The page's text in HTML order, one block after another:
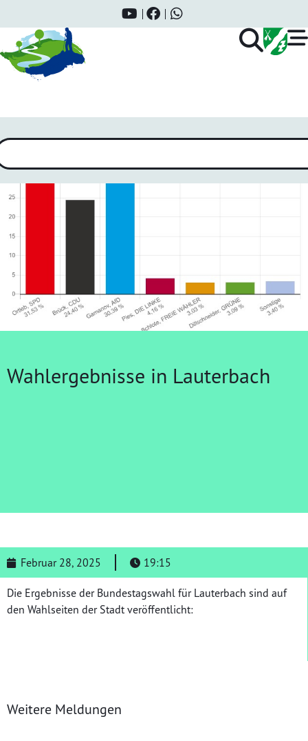
Wahlergebnisse in Lauterbach
Februar 28, 2025 19:15
Die Ergebnisse der Bundestagswahl für Lauterbach sind auf
den Wahlseiten der Stadt veröffentlicht:
Weitere Meldungen